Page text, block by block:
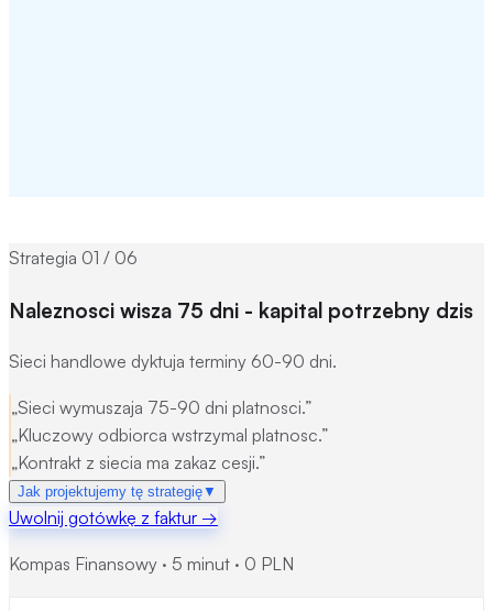
Strategia 01 / 06
Naleznosci wisza 75 dni - kapital potrzebny dzis
Sieci handlowe dyktuja terminy 60-90 dni.
„Sieci wymuszaja 75-90 dni platnosci.”
„Kluczowy odbiorca wstrzymal platnosc.”
„Kontrakt z siecia ma zakaz cesji.”
Jak projektujemy tę strategię▼
Mechanizm: Finansujemy naleznosci przed terminem
platnosci.
Uwolnij gotówkę z faktur →
Kompas Finansowy · 5 minut · 0 PLN